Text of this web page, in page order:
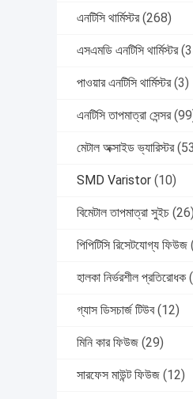
এনটিসি থার্মিস্টর (268)
এসএমডি এনটিসি থার্মিস্টর
পাওয়ার এনটিসি থার্মিস্টর (3)
এনটিসি তাপমাত্রা সেন্সর
মেটাল অক্সাইড ভ্যারিস্টর
SMD Varistor (10)
বিমেটাল তাপমাত্রা সুইচ (26)
পিপিটিসি রিসেটযোগ্য ফিউজ
হালকা নির্ভরশীল প্রতিরোধক
গ্যাস ডিসচার্জ টিউব (12)
মিনি কার ফিউজ (29)
সারফেস মাউন্ট ফিউজ (12)